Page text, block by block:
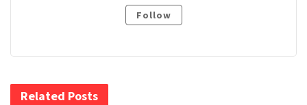
Follow
Related Posts